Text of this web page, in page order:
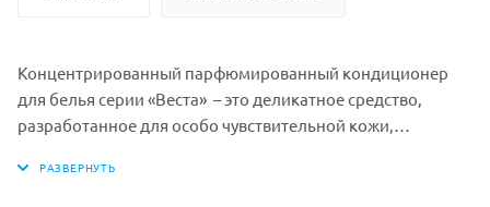
Концентрированный парфюмированный кондиционер
для белья серии «Веста» – это деликатное средство,
разработанное для особо чувствительной кожи,
на организм человека.